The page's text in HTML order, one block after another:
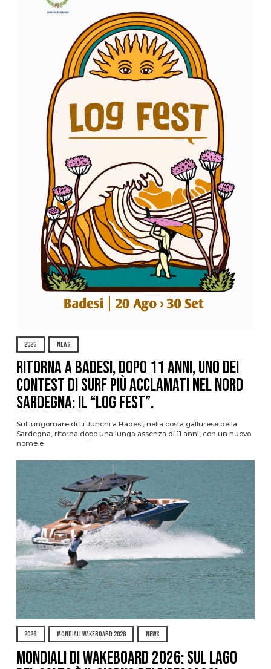
2026 NEWS
Ritorna a Badesi, dopo 11 anni, uno dei
contest di surf più acclamati nel nord
Sardegna: il “Log Fest”.
Sul lungomare di Li Junchi a Badesi, nella costa gallurese della
Sardegna, ritorna dopo una lunga assenza di 11 anni, con un nuovo
nome e
2026 MONDIALI WAKEBOARD 2026 NEWS
Mondiali di Wakeboard 2026: sul Lago